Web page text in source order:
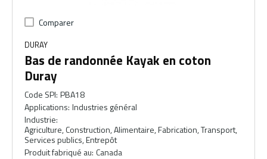
Comparer
DURAY
Bas de randonnée Kayak en coton
Duray
Code SPI: PBA18
Applications: Industries général
Industrie:
Agriculture, Construction, Alimentaire, Fabrication, Transport,
Services publics, Entrepôt
Produit fabriqué au: Canada